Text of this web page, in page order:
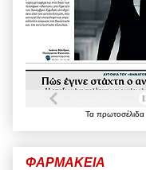
Τα πρωτοσέλιδα
ΦΑΡΜΑΚΕΙΑ